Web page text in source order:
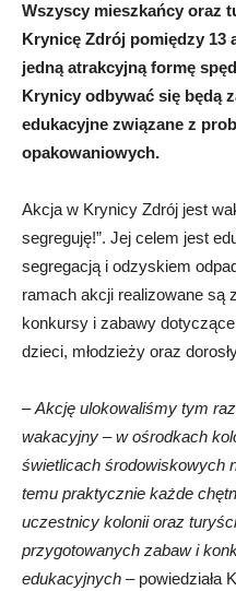
Wszyscy mieszkańcy oraz
Krynicę Zdrój pomiędzy 13
jedną atrakcyjną formę
Krynicy odbywać się będą
edukacyjne związane z
opakowaniowych.
Akcja w Krynicy Zdrój jest
segreguję!”. Jej celem jest
segregacją i odzyskiem
ramach akcji realizowane są
konkursy i zabawy
dzieci, młodzieży oraz
–Akcję ulokowaliśmy tym
wakacyjny – w ośrodkach
świetlicach środowiskowych
temu praktycznie każde
uczestnicy kolonii oraz
przygotowanych zabaw i
edukacyjnych – powiedziała